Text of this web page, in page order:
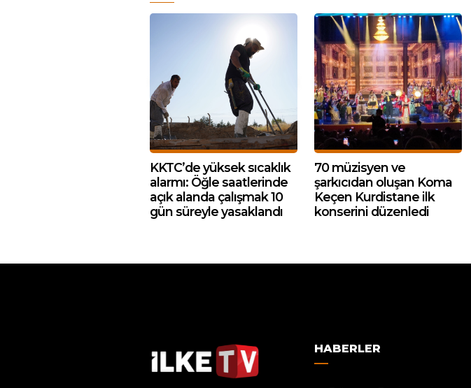
KKTC’de yüksek sıcaklık
alarmı: Öğle saatlerinde
açık alanda çalışmak 10
gün süreyle yasaklandı
70 müzisyen ve
şarkıcıdan oluşan Koma
Keçen Kurdistane ilk
konserini düzenledi
HABERLER